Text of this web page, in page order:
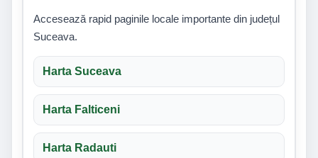
Accesează rapid paginile locale importante din județul
Suceava.
Harta Suceava
Harta Falticeni
Harta Radauti